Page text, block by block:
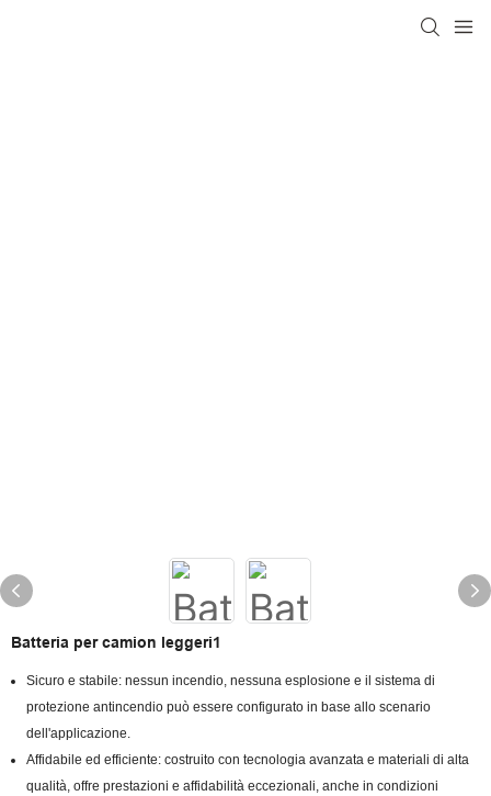
Batteria per camion leggeri1
Sicuro e stabile: nessun incendio, nessuna esplosione e il sistema di
protezione antincendio può essere configurato in base allo scenario
dell'applicazione.
Affidabile ed efficiente: costruito con tecnologia avanzata e materiali di alta
qualità, offre prestazioni e affidabilità eccezionali, anche in condizioni